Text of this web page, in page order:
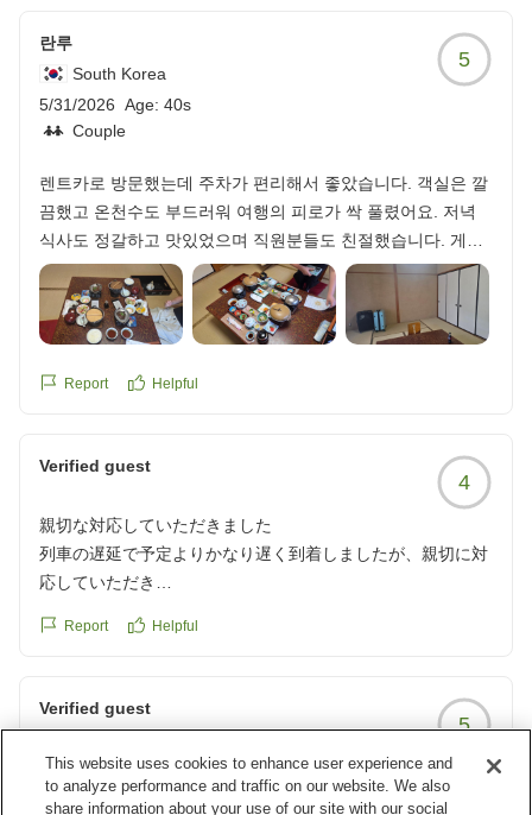
クチコミの詳細はこちらから
https://review.travel.rakuten.co.jp/hotel/voice/13987?
reviewId=33123477890893
란루
South Korea
5/31/2026 Age: 40s
Couple
5
렌트카로 방문했는데 주차가 편리해서 좋았습니다. 객실은 깔
끔했고 온천수도 부드러워 여행의 피로가 싹 풀렸어요. 저녁
식사도 정갈하고 맛있었으며 직원분들도 친절했습니다. 게로
온천에 다시 온다면 재방문하고 싶은 만족스러운 숙소입니다.
Report Helpful
Verified guest
4
親切な対応していただきました
列車の遅延で予定よりかなり遅く到着しましたが、親切に対
応していただき
お風呂が落ち着いて雰囲気で、泉質もとても良かったです。
reviewId=33123477749500
Report Helpful
Verified guest
5
スタッフ親切、料理美味、温泉最高
スタッフの方々が気さくで話しやすかった
This website uses cookies to enhance user experience and
to analyze performance and traffic on our website. We also
share information about your use of our site with our social